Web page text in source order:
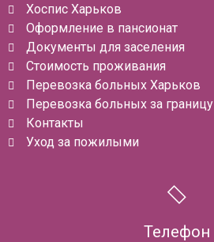
Хоспис Харьков
Оформление в пансионат
Документы для заселения
Стоимость проживания
Перевозка больных Харьков
Перевозка больных за границу
Контакты
Уход за пожилыми
Телефон